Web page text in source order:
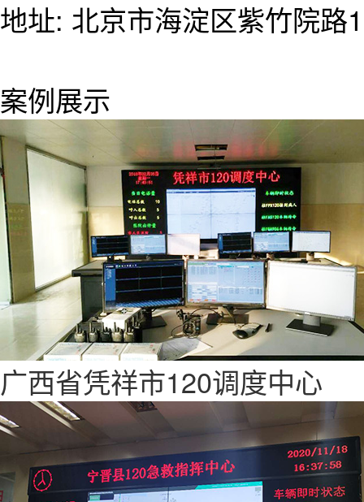
地址: 北京市海淀区紫竹院路
案例展示
广西省凭祥市120调度中心